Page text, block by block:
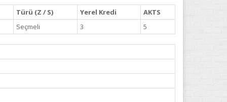
Türü (Z / S) Yerel Kredi
AKTS
Seçmeli 3 5